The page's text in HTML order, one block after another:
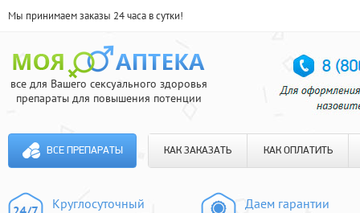
Мы принимаем заказы 24 часа в сутки!
все для Вашего сексуального здоровья
препараты для повышения потенции
ВСЕ ПРЕПАРАТЫ КАК ЗАКАЗАТЬ КАК ОПЛАТИТЬ
Круглосуточный Даем гарантии